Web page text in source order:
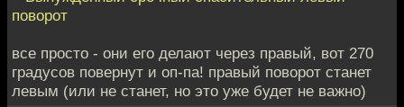
поворот
все просто - они его делают через правый, вот 270
градусов повернут и оп-па! правый поворот станет
левым (или не станет, но это уже будет не важно)